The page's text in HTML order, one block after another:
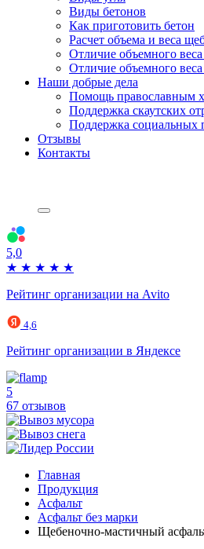
Виды бетонов
Как приготовить бетон
Расчет объема и веса
Отличие объемного
Отличие объемного
Наши добрые дела
Помощь православным
Поддержка скаутских
Поддержка социальных
Отзывы
Контакты
5,0
★ ★ ★ ★ ★
Рейтинг организации на Avito
4,6
Рейтинг организации в Яндексе
5
67 отзывов
Главная
Продукция
Асфальт
Асфальт без марки
Щебеночно-мастичный